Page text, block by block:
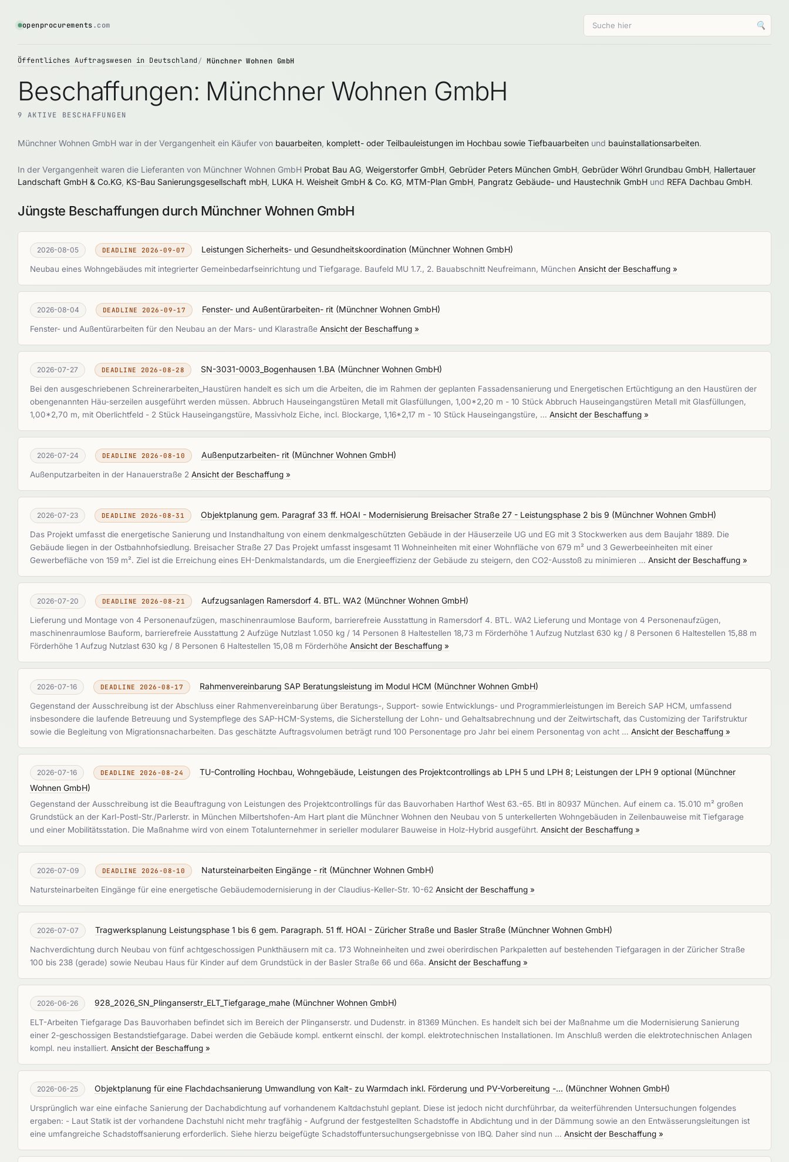
openprocurements.com 🔍
Öffentliches Auftragswesen in Deutschland Münchner Wohnen GmbH
Beschaffungen: Münchner Wohnen GmbH
9 AKTIVE BESCHAFFUNGEN
Münchner Wohnen GmbH war in der Vergangenheit ein Käufer von bauarbeiten komplett- oder Teilbauleistungen im Hochbau sowie Tiefbauarbeiten und bauinstallationsarbeiten.
In der Vergangenheit waren die Lieferanten von Münchner Wohnen GmbH Probat Bau AG Weigerstorfer GmbH Gebrüder Peters München GmbH Gebrüder Wöhrl Grundbau GmbH Hallertauer
Landschaft GmbH & Co.KG KS-Bau Sanierungsgesellschaft mbH LUKA H. Weisheit GmbH & Co. KG MTM-Plan GmbH Pangratz Gebäude- und Haustechnik GmbH und REFA Dachbau GmbH.
Jüngste Beschaffungen durch Münchner Wohnen GmbH
2026-08-05 DEADLINE 2026-09-07 Leistungen Sicherheits- und Gesundheitskoordination (Münchner Wohnen GmbH)
Neubau eines Wohngebäudes mit integrierter Gemeinbedarfseinrichtung und Tiefgarage. Baufeld MU 1.7., 2. Bauabschnitt Neufreimann, München Ansicht der Beschaffung »
2026-08-04 DEADLINE 2026-09-17 Fenster- und Außentürarbeiten- rit (Münchner Wohnen GmbH)
Fenster- und Außentürarbeiten für den Neubau an der Mars- und Klarastraße Ansicht der Beschaffung »
2026-07-27 DEADLINE 2026-08-28 SN-3031-0003_Bogenhausen 1.BA (Münchner Wohnen GmbH)
Bei den ausgeschriebenen Schreinerarbeiten_Haustüren handelt es sich um die Arbeiten, die im Rahmen der geplanten Fassadensanierung und Energetischen Ertüchtigung an den Haustüren der
obengenannten Häu-serzeilen ausgeführt werden müssen. Abbruch Hauseingangstüren Metall mit Glasfüllungen, 1,00*2,20 m - 10 Stück Abbruch Hauseingangstüren Metall mit Glasfüllungen,
1,00*2,70 m, mit Oberlichtfeld - 2 Stück Hauseingangstüre, Massivholz Eiche, incl. Blockarge, 1,16*2,17 m - 10 Stück Hauseingangstüre, … Ansicht der Beschaffung »
2026-07-24 DEADLINE 2026-08-10 Außenputzarbeiten- rit (Münchner Wohnen GmbH)
Außenputzarbeiten in der Hanauerstraße 2 Ansicht der Beschaffung »
2026-07-23 DEADLINE 2026-08-31 Objektplanung gem. Paragraf 33 ff. HOAI - Modernisierung Breisacher Straße 27 - Leistungsphase 2 bis 9 (Münchner Wohnen GmbH)
Das Projekt umfasst die energetische Sanierung und Instandhaltung von einem denkmalgeschützten Gebäude in der Häuserzeile UG und EG mit 3 Stockwerken aus dem Baujahr 1889. Die
Gebäude liegen in der Ostbahnhofsiedlung. Breisacher Straße 27 Das Projekt umfasst insgesamt 11 Wohneinheiten mit einer Wohnfläche von 679 m² und 3 Gewerbeeinheiten mit einer
Gewerbefläche von 159 m². Ziel ist die Erreichung eines EH-Denkmalstandards, um die Energieeffizienz der Gebäude zu steigern, den CO2-Ausstoß zu minimieren … Ansicht der Beschaffung »
2026-07-20 DEADLINE 2026-08-21 Aufzugsanlagen Ramersdorf 4. BTL. WA2 (Münchner Wohnen GmbH)
Lieferung und Montage von 4 Personenaufzügen, maschinenraumlose Bauform, barrierefreie Ausstattung in Ramersdorf 4. BTL. WA2 Lieferung und Montage von 4 Personenaufzügen,
maschinenraumlose Bauform, barrierefreie Ausstattung 2 Aufzüge Nutzlast 1.050 kg / 14 Personen 8 Haltestellen 18,73 m Förderhöhe 1 Aufzug Nutzlast 630 kg / 8 Personen 6 Haltestellen 15,88 m
Förderhöhe 1 Aufzug Nutzlast 630 kg / 8 Personen 6 Haltestellen 15,08 m Förderhöhe Ansicht der Beschaffung »
2026-07-16 DEADLINE 2026-08-17 Rahmenvereinbarung SAP Beratungsleistung im Modul HCM (Münchner Wohnen GmbH)
Gegenstand der Ausschreibung ist der Abschluss einer Rahmenvereinbarung über Beratungs-, Support- sowie Entwicklungs- und Programmierleistungen im Bereich SAP HCM, umfassend
insbesondere die laufende Betreuung und Systempflege des SAP-HCM-Systems, die Sicherstellung der Lohn- und Gehaltsabrechnung und der Zeitwirtschaft, das Customizing der Tarifstruktur
sowie die Begleitung von Migrationsnacharbeiten. Das geschätzte Auftragsvolumen beträgt rund 100 Personentage pro Jahr bei einem Personentag von acht … Ansicht der Beschaffung »
2026-07-16 DEADLINE 2026-08-24 TU-Controlling Hochbau, Wohngebäude, Leistungen des Projektcontrollings ab LPH 5 und LPH 8; Leistungen der LPH 9 optional (Münchner
Wohnen GmbH)
Gegenstand der Ausschreibung ist die Beauftragung von Leistungen des Projektcontrollings für das Bauvorhaben Harthof West 63.-65. Btl in 80937 München. Auf einem ca. 15.010 m² großen
Grundstück an der Karl-Postl-Str./Parlerstr. in München Milbertshofen-Am Hart plant die Münchner Wohnen den Neubau von 5 unterkellerten Wohngebäuden in Zeilenbauweise mit Tiefgarage
und einer Mobilitätsstation. Die Maßnahme wird von einem Totalunternehmer in serieller modularer Bauweise in Holz-Hybrid ausgeführt. Ansicht der Beschaffung »
2026-07-09 DEADLINE 2026-08-10 Natursteinarbeiten Eingänge - rit (Münchner Wohnen GmbH)
Natursteinarbeiten Eingänge für eine energetische Gebäudemodernisierung in der Claudius-Keller-Str. 10-62 Ansicht der Beschaffung »
2026-07-07 Tragwerksplanung Leistungsphase 1 bis 6 gem. Paragraph. 51 ff. HOAI - Züricher Straße und Basler Straße (Münchner Wohnen GmbH)
Nachverdichtung durch Neubau von fünf achtgeschossigen Punkthäusern mit ca. 173 Wohneinheiten und zwei oberirdischen Parkpaletten auf bestehenden Tiefgaragen in der Züricher Straße
100 bis 238 (gerade) sowie Neubau Haus für Kinder auf dem Grundstück in der Basler Straße 66 und 66a. Ansicht der Beschaffung »
2026-06-26 928_2026_SN_Plinganserstr_ELT_Tiefgarage_mahe (Münchner Wohnen GmbH)
ELT-Arbeiten Tiefgarage Das Bauvorhaben befindet sich im Bereich der Plinganserstr. und Dudenstr. in 81369 München. Es handelt sich bei der Maßnahme um die Modernisierung Sanierung
einer 2-geschossigen Bestandstiefgarage. Dabei werden die Gebäude kompl. entkernt einschl. der kompl. elektrotechnischen Installationen. Im Anschluß werden die elektrotechnischen Anlagen
kompl. neu installiert. Ansicht der Beschaffung »
2026-06-25 Objektplanung für eine Flachdachsanierung Umwandlung von Kalt- zu Warmdach inkl. Förderung und PV-Vorbereitung -... (Münchner Wohnen GmbH)
Ursprünglich war eine einfache Sanierung der Dachabdichtung auf vorhandenem Kaltdachstuhl geplant. Diese ist jedoch nicht durchführbar, da weiterführenden Untersuchungen folgendes
ergaben: - Laut Statik ist der vorhandene Dachstuhl nicht mehr tragfähig - Aufgrund der festgestellten Schadstoffe in Abdichtung und in der Dämmung sowie an den Entwässerungsleitungen ist
eine umfangreiche Schadstoffsanierung erforderlich. Siehe hierzu beigefügte Schadstoffuntersuchungsergebnisse von IBQ. Daher sind nun … Ansicht der Beschaffung »